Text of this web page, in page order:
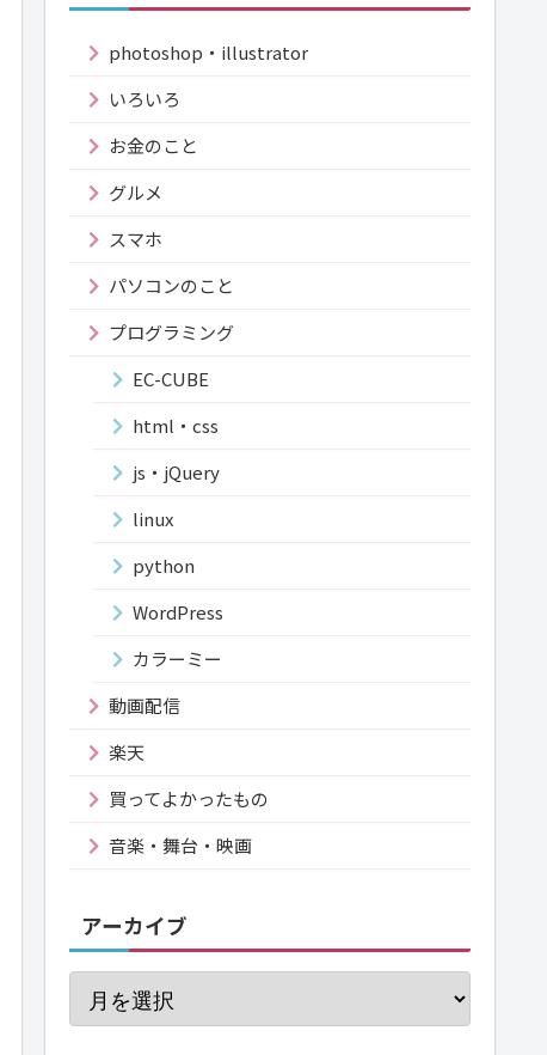
photoshop・illustrator
いろいろ
お金のこと
グルメ
スマホ
パソコンのこと
プログラミング
EC-CUBE
html・css
js・jQuery
linux
python
WordPress
カラーミー
動画配信
楽天
買ってよかったもの
音楽・舞台・映画
アーカイブ